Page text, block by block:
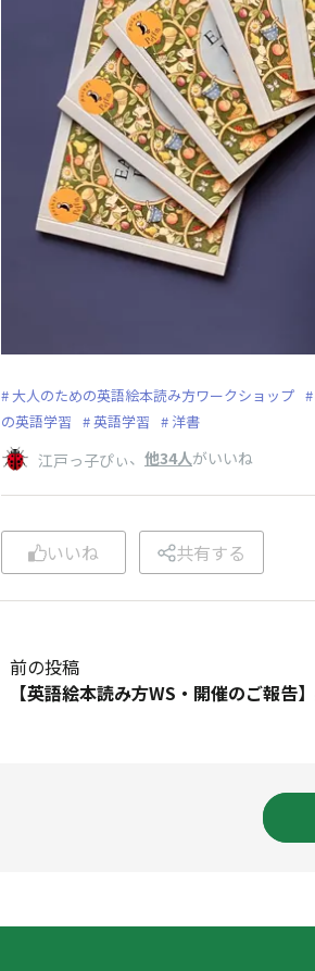
大人のための英語絵本読み方ワークショップ
の英語学習
英語学習 洋書
江戸っ子ぴぃ、 他34人がいいね
いいね 共有する
前の投稿